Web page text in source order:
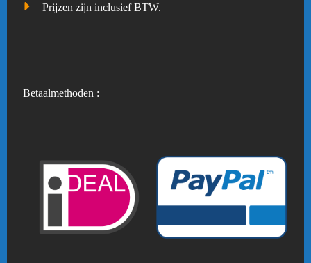
Prijzen zijn inclusief BTW.
Betaalmethoden :